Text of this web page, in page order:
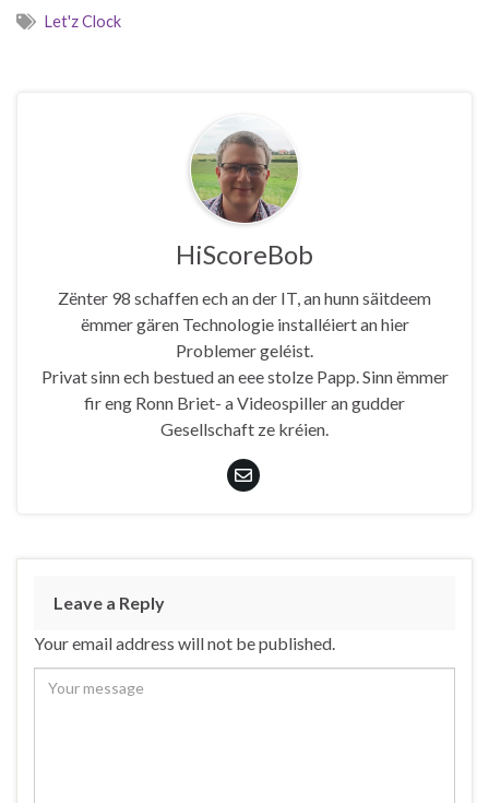
Let'z Clock
HiScoreBob
Zënter 98 schaffen ech an der IT, an hunn säitdeem
ëmmer gären Technologie installéiert an hier
Problemer geléist.
Privat sinn ech bestued an eee stolze Papp. Sinn ëmmer
fir eng Ronn Briet- a Videospiller an gudder
Gesellschaft ze kréien.
Leave a Reply
Your email address will not be published.